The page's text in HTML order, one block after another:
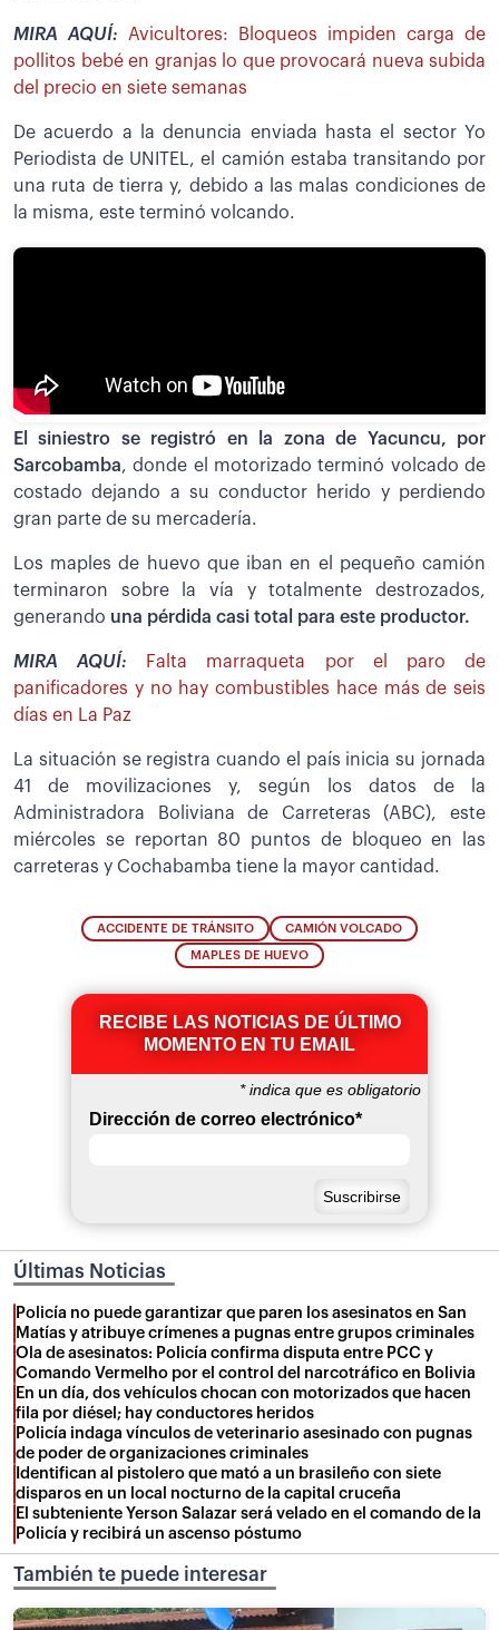
MIRA AQUÍ:
Avicultores: Bloqueos impiden carga de
pollitos bebé en granjas lo que provocará nueva subida
del precio en siete semanas
De acuerdo a la denuncia enviada hasta el sector Yo
Periodista de UNITEL, el camión estaba transitando por
una ruta de tierra y, debido a las malas condiciones de
la misma, este terminó volcando.
El siniestro se registró en la zona de Yacuncu, por
Sarcobamba, donde el motorizado terminó volcado de
costado dejando a su conductor herido y perdiendo
gran parte de su mercadería.
Los maples de huevo que iban en el pequeño camión
terminaron sobre la vía y totalmente destrozados,
generando una pérdida casi total para este productor.
MIRA AQUÍ:
Falta marraqueta por el paro de
panificadores y no hay combustibles hace más de seis
días en La Paz
La situación se registra cuando el país inicia su jornada
41 de movilizaciones y, según los datos de la
Administradora Boliviana de Carreteras (ABC), este
miércoles se reportan 80 puntos de bloqueo en las
carreteras y Cochabamba tiene la mayor cantidad.
ACCIDENTE DE TRÁNSITO CAMIÓN VOLCADO
MAPLES DE HUEVO
RECIBE LAS NOTICIAS DE ÚLTIMO
MOMENTO EN TU EMAIL
*indica que es obligatorio
Dirección de correo electrónico*
Últimas Noticias
Policía no puede garantizar que paren los asesinatos en San
Matías y atribuye crímenes a pugnas entre grupos criminales
Ola de asesinatos: Policía confirma disputa entre PCC y
Comando Vermelho por el control del narcotráfico en Bolivia
En un día, dos vehículos chocan con motorizados que hacen
fila por diésel; hay conductores heridos
Policía indaga vínculos de veterinario asesinado con pugnas
de poder de organizaciones criminales
Identifican al pistolero que mató a un brasileño con siete
disparos en un local nocturno de la capital cruceña
El subteniente Yerson Salazar será velado en el comando de la
Policía y recibirá un ascenso póstumo
También te puede interesar